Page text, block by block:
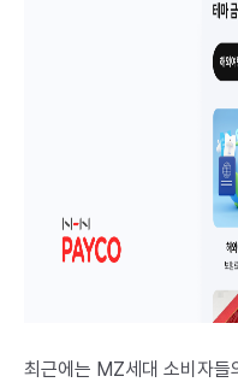
최근에는 MZ세대 소비자들